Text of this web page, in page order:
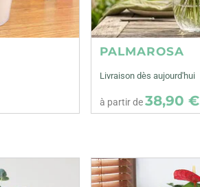
PALMAROSA
Livraison dès aujourd'hui
à partir de38,90 €